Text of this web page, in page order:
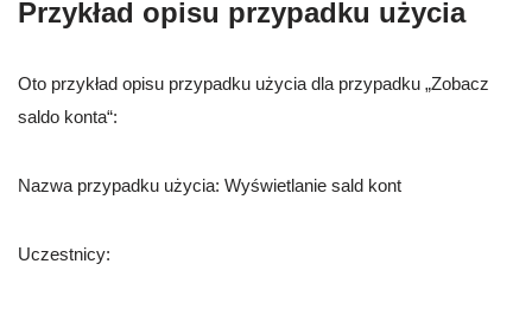
Przykład opisu przypadku użycia
Oto przykład opisu przypadku użycia dla przypadku „Zobacz
saldo konta“:
Nazwa przypadku użycia: Wyświetlanie sald kont
Uczestnicy: